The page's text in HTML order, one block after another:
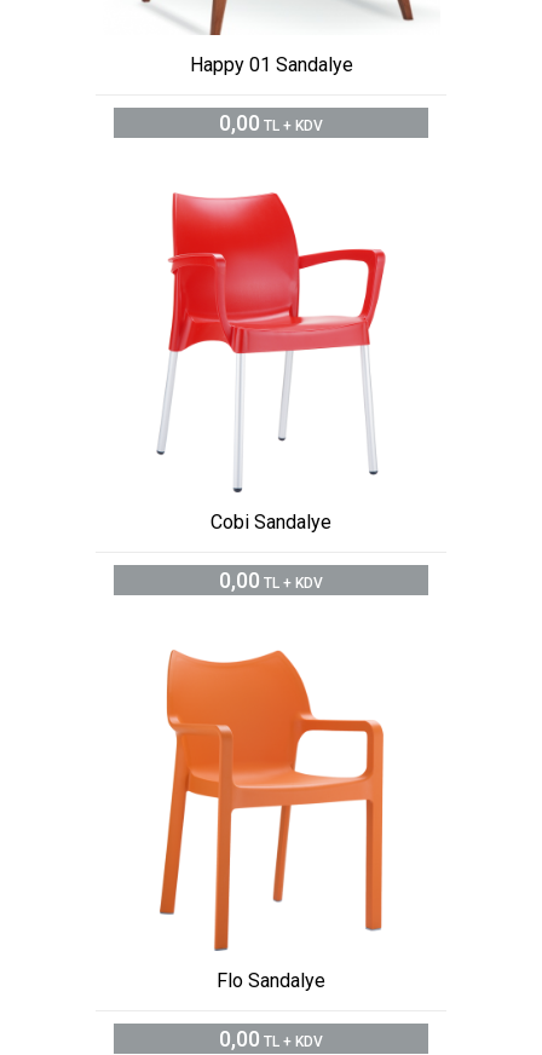
Happy 01 Sandalye
0,00 TL + KDV
Cobi Sandalye
0,00 TL + KDV
Flo Sandalye
0,00 TL + KDV